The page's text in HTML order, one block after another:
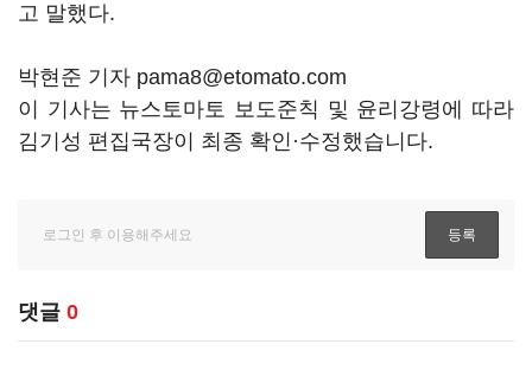
고 말했다.
박현준 기자 pama8@etomato.com
이 기사는 뉴스토마토 보도준칙 및 윤리강령에 따라
김기성 편집국장이 최종 확인·수정했습니다.
댓글 0